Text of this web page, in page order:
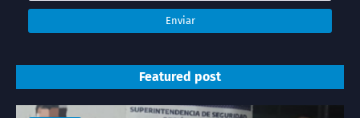
Featured post